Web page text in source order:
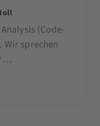
(Code-
sprechen
dir Use